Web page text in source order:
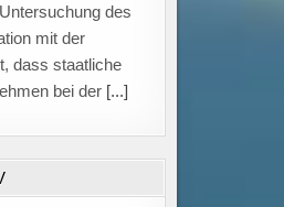
unbesetzter
gefallen,